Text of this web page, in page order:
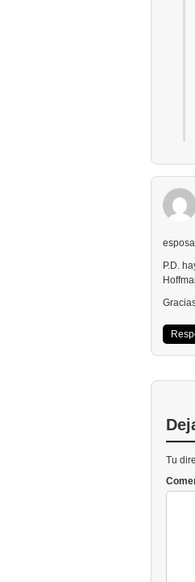
P.D.
Tu